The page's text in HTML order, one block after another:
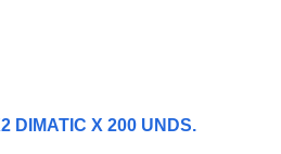
DIMATIC X 200 UNDS.